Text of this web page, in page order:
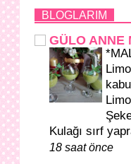
BLOGLARIM
GÜLO ANNE
Kulağı sırf
18 saat önce